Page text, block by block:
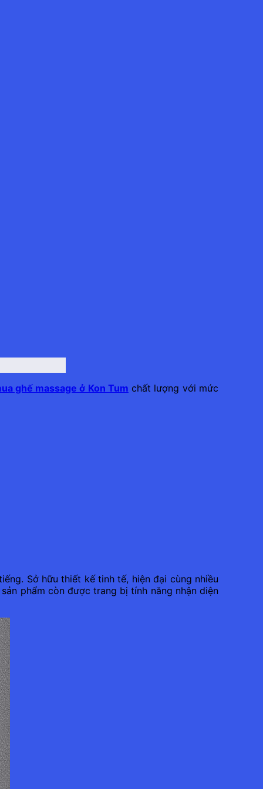
ghế massage ở Kon Tum chất lượng với mức
Sở hữu thiết kế tinh tế, hiện đại cùng nhiều
phẩm còn được trang bị tính năng nhận diện